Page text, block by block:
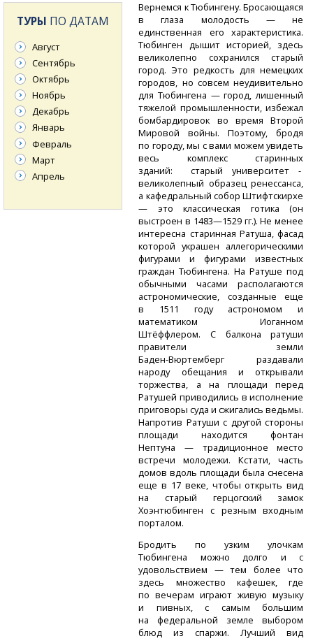
Вернемся к Тюбингену. Бросающаяся
в глаза молодость — не
единственная его характеристика.
Тюбинген дышит историей, здесь
великолепно сохранился старый
город. Это редкость для немецких
городов, но совсем неудивительно
для Тюбингена — город, лишенный
тяжелой промышленности, избежал
бомбардировок во время Второй
Мировой войны. Поэтому, бродя
по городу, мы с вами можем увидеть
весь комплекс старинных
зданий: старый университет -
великолепный образец ренессанса,
а кафедральный собор Штифтскирхе
— это классическая готика (он
выстроен в 1483—1529 гг.). Не менее
интересна старинная Ратуша, фасад
которой украшен аллегорическими
фигурами и фигурами известных
граждан Тюбингена. На Ратуше под
обычными часами располагаются
астрономические, созданные еще
в 1511 году астрономом и
математиком Иоганном
Штёффлером. С балкона ратуши
правители земли
Баден-Вюртемберграздавали
народу обещания и открывали
торжества, а на площади перед
Ратушей приводились в исполнение
приговоры суда и сжигались ведьмы.
Напротив Ратуши с другой стороны
площади находится фонтан
Нептуна — традиционное место
встречи молодежи. Кстати, часть
домов вдоль площади была снесена
еще в 17 веке, чтобы открыть вид
на старый герцогский замок
Хоэнтюбинген с резным входным
порталом.
Бродить по узким улочкам
Тюбингена можно долго и с
удовольствием — тем более что
здесь множество кафешек, где
по вечерам играют живую музыку
и пивных, с самым большим
на федеральной земле выбором
блюд из спаржи. Лучший вид
ТУРЫ ПО ДАТАМ
Август
Сентябрь
Октябрь
Ноябрь
Декабрь
Январь
Февраль
Март
Апрель